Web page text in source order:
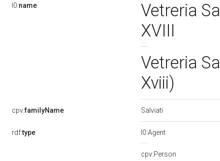
l0:name
Vetreria
XVIII
Vetreria
Xviii)
cpv:familyName Salviati
rdf:type l0:Agent
cpv:Person